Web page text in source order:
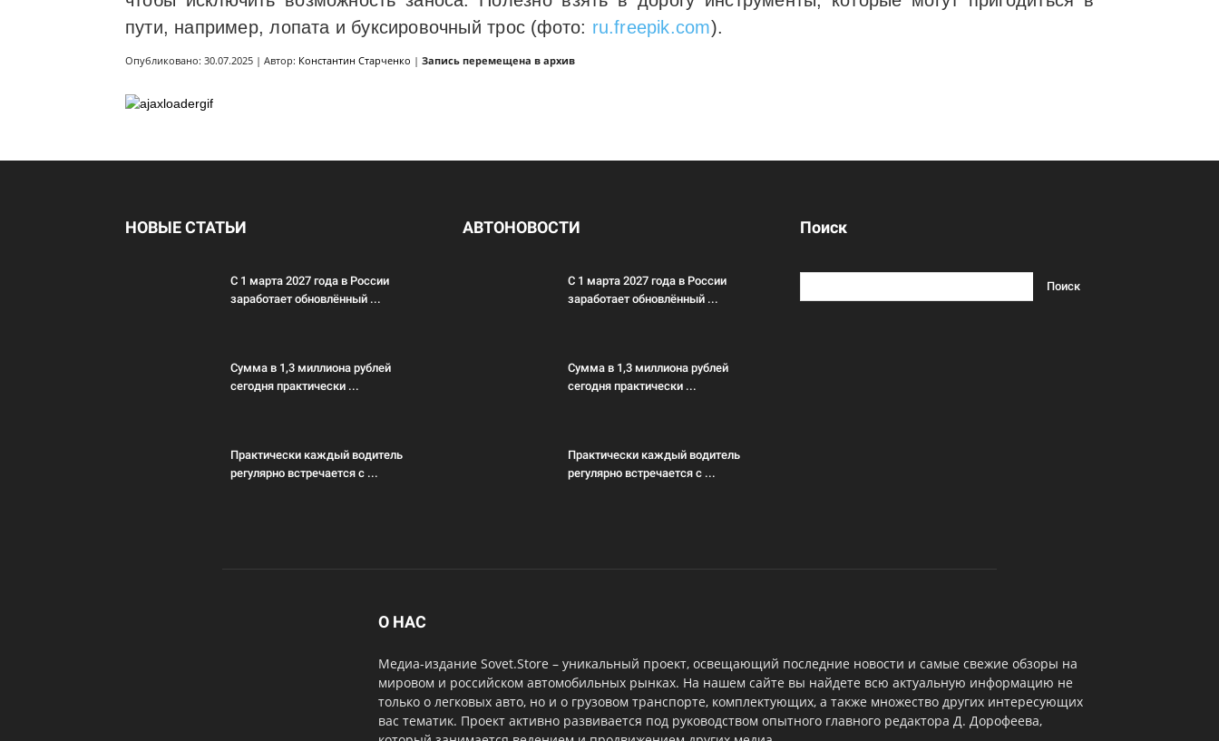
пути, например, лопата и буксировочный трос (фото: ru.freepik.com).
Опубликовано: 30.07.2025 | Автор: Константин Старченко | Запись перемещена в архив
НОВЫЕ СТАТЬИ
С 1 марта 2027 года в России
заработает обновлённый ...
Сумма в 1,3 миллиона рублей
сегодня практически ...
Практически каждый водитель
регулярно встречается с ...
АВТОНОВОСТИ
С 1 марта 2027 года в России
заработает обновлённый ...
Сумма в 1,3 миллиона рублей
сегодня практически ...
Практически каждый водитель
регулярно встречается с ...
Поиск
О НАС
Медиа-издание Sovet.Store – уникальный проект, освещающий последние новости и самые свежие обзоры на
мировом и российском автомобильных рынках. На нашем сайте вы найдете всю актуальную информацию не
только о легковых авто, но и о грузовом транспорте, комплектующих, а также множество других интересующих
вас тематик. Проект активно развивается под руководством опытного главного редактора Д. Дорофеева,